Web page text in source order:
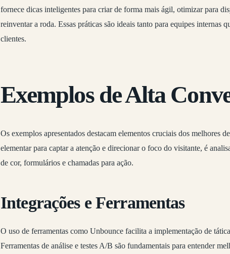
fornece dicas inteligentes para criar de forma mais ágil, otimizar para
reinventar a roda. Essas práticas são ideais tanto para equipes internas
clientes.
Exemplos de Alta
Os exemplos apresentados destacam elementos cruciais dos melhores
elementar para captar a atenção e direcionar o foco do visitante, é
de cor, formulários e chamadas para ação.
Integrações e Ferramentas
O uso de ferramentas como Unbounce facilita a implementação de
Ferramentas de análise e testes A/B são fundamentais para entender